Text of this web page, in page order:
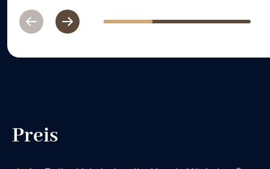
PreviousNext 1 2 3
Preis